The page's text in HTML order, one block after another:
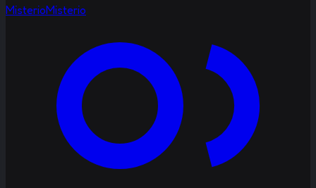
MisterioMisterio